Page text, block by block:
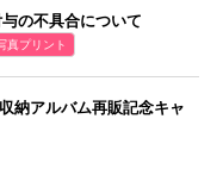
の不具合について
真プリント
納アルバム再販記念キャ